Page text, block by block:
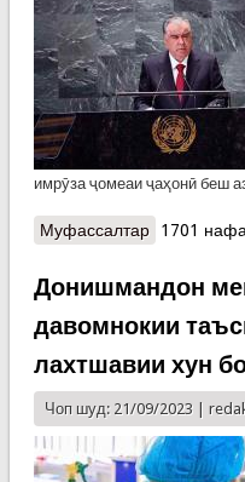
имрӯза ҷомеаи ҷаҳонӣ беш
Муфассалтаро
Маҷмаи
1701
Донишмандон
давомнокии
лахтшавии хун
Чоп шуд: 21/09/2023 |